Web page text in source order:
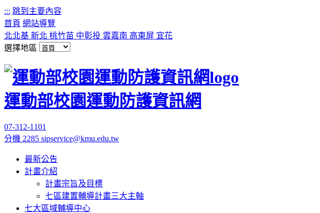
::: 跳到主要內容
首頁 網站導覽
北北基 新北 桃竹苗 中彰投 雲嘉南 高東屏 宜花
選擇地區
運動部校園運動防護資訊網
07-312-1101
分機 2285 sipservice@kmu.edu.tw
最新公告
計畫介紹
計畫宗旨及目標
七區建置輔導計畫三大主軸
七大區域輔導中心